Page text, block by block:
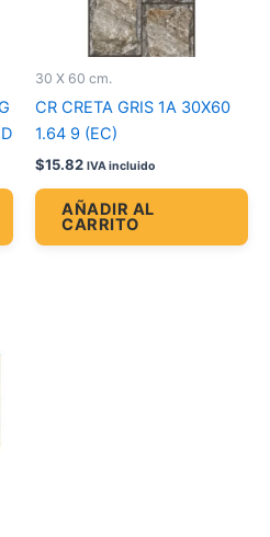
30 X 60 cm.
CR CRETA GRIS 1A 30X60
1.64 9 (EC)
$15.82 IVA incluido
AÑADIR AL
CARRITO